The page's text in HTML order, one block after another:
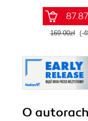
169.00zł (-
O autorach